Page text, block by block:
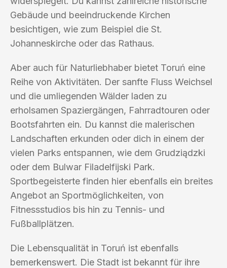
Gebäude und beeindruckende Kirchen
besichtigen, wie zum Beispiel die St.
Johanneskirche oder das Rathaus.
Aber auch für Naturliebhaber bietet Toruń eine
Reihe von Aktivitäten. Der sanfte Fluss Weichsel
und die umliegenden Wälder laden zu
erholsamen Spaziergängen, Fahrradtouren oder
Bootsfahrten ein. Du kannst die malerischen
Landschaften erkunden oder dich in einem der
vielen Parks entspannen, wie dem Grudziądzki
oder dem Bulwar Filadelfijski Park.
Sportbegeisterte finden hier ebenfalls ein breites
Angebot an Sportmöglichkeiten, von
Fitnessstudios bis hin zu Tennis- und
Fußballplätzen.
Die Lebensqualität in Toruń ist ebenfalls
bemerkenswert. Die Stadt ist bekannt für ihre